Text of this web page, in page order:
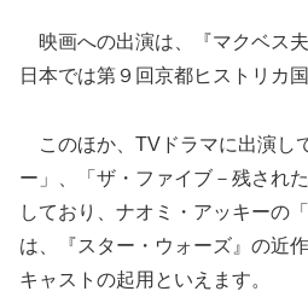
映画への出演は、『マクベス夫
日本では第９回京都ヒストリカ
このほか、TVドラマに出演し
ー」、「ザ・ファイブ－残され
しており、ナオミ・アッキーの
は、『スター・ウォーズ』の近
キャストの起用といえます。